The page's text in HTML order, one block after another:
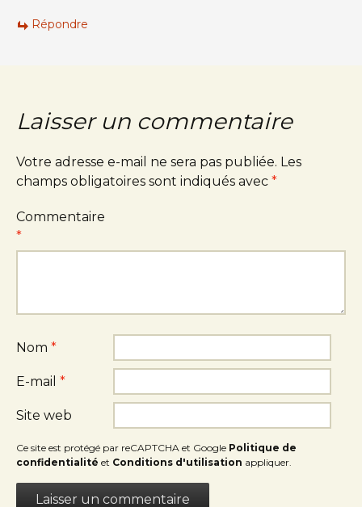
Répondre
Laisser un commentaire
Votre adresse e-mail ne sera pas publiée. Les
champs obligatoires sont indiqués avec *
Commentaire
*
Nom *
E-mail *
Site web
Ce site est protégé par reCAPTCHA et Google Politique de
confidentialité et Conditions d'utilisation appliquer.